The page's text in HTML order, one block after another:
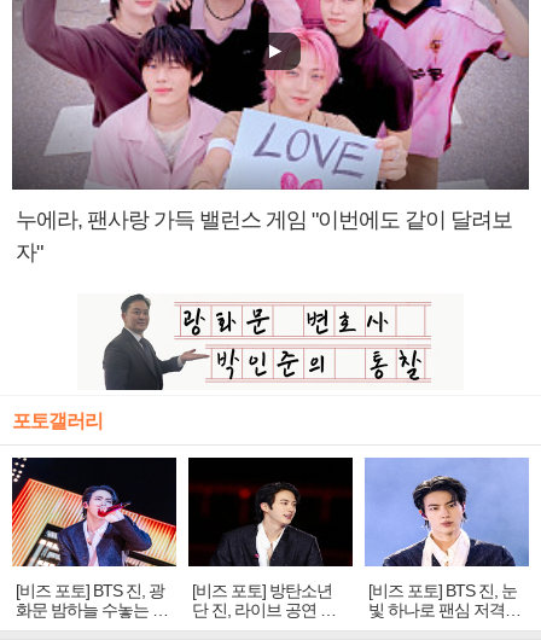
누에라, 팬사랑 가득 밸런스 게임 "이번에도 같이 달려보
자"
포토갤러리
[비즈 포토] BTS 진, 광
화문 밤하늘 수놓는 '비
주얼 킹'의 열창
[비즈 포토] 방탄소년
단 진, 라이브 공연 중
빛나는 독보적 아우라
[비즈 포토] BTS 진, 눈
빛 하나로 팬심 저격…
독보적 카리스마